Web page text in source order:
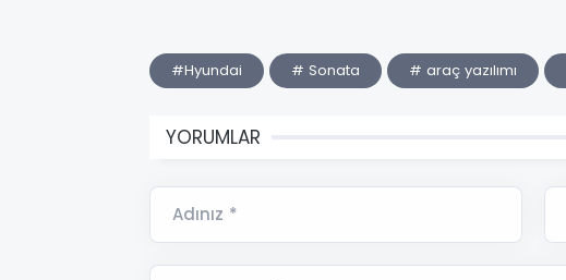
#Hyundai # Sonata # araç yazılımı
YORUMLAR
Adınız *